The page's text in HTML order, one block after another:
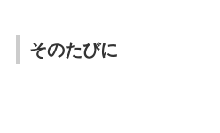
そのたびに